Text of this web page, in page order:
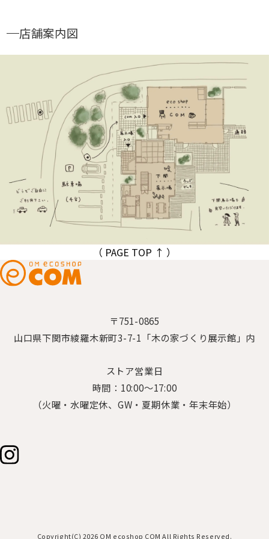
店舗案内図
（ PAGE TOP ↑ ）
〒751-0865
山口県下関市綾羅木新町3-7-1「木の家づくり展示館」内
ストア営業日
時間：10:00～17:00
（火曜・水曜定休、GW・夏期休業・年末年始）
Copyright(C) 2026 OM ecoshop COM All Rights Reserved.